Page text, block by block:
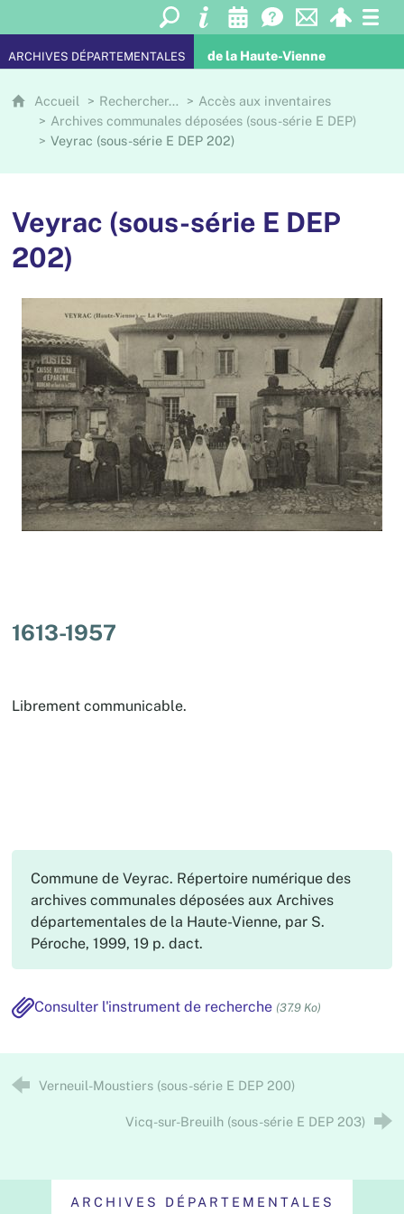
ARCHIVES DÉPARTEMENTALES de la Haute-Vienne
Accueil Rechercher…
Accès aux inventaires
Archives communales déposées (sous-série E DEP)
Veyrac (sous-série E DEP 202)
Veyrac (sous-série E DEP
202)
1613-1957
Librement communicable.
Commune de Veyrac. Répertoire numérique des
archives communales déposées aux Archives
départementales de la Haute-Vienne, par S.
Péroche, 1999, 19 p. dact.
Consulter l'instrument de recherche (37.9 Ko)
Verneuil-Moustiers (sous-série E DEP 200)
Vicq-sur-Breuilh (sous-série E DEP 203)
ARCHIVES DÉPARTEMENTALES